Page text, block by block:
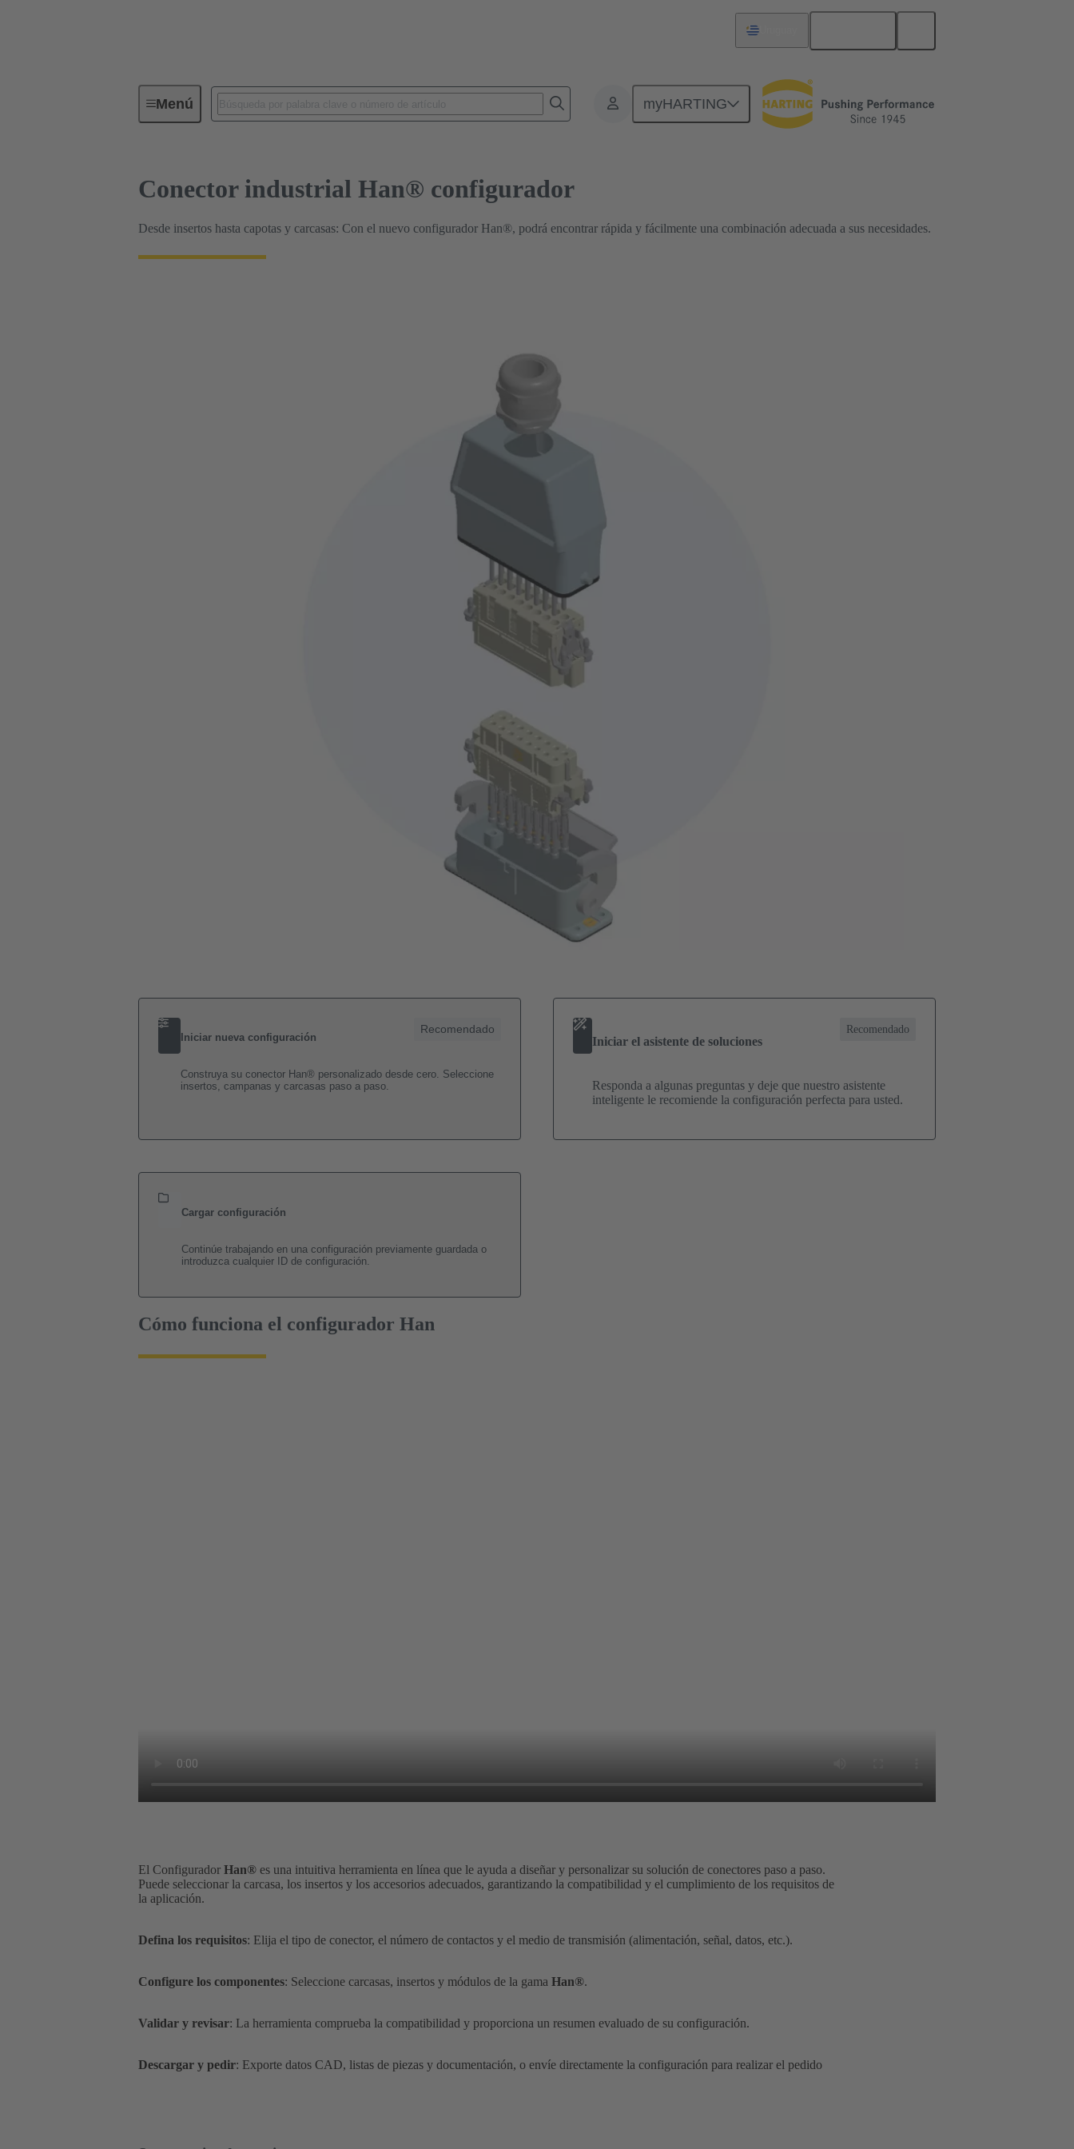
Menú myHARTING
Configuradores de producto HARTING Conector industrial Han® configurador
Conector industrial Han® configurador
Desde insertos hasta capotas y carcasas: Con el nuevo configurador Han®, podrá encontrar rápida y fácilmente una combinación adecuada a sus necesidades.
Iniciar nueva configuración
Recomendado
Construya su conector Han® personalizado desde cero. Seleccione
insertos, campanas y carcasas paso a paso.
Iniciar el asistente de soluciones
Recomendado
Responda a algunas preguntas y deje que nuestro asistente
inteligente le recomiende la configuración perfecta para usted.
Cargar configuración
Continúe trabajando en una configuración previamente guardada o
introduzca cualquier ID de configuración.
Cómo funciona el configurador Han
El Configurador Han® es una intuitiva herramienta en línea que le ayuda a diseñar y personalizar su solución de conectores paso a paso.
Puede seleccionar la carcasa, los insertos y los accesorios adecuados, garantizando la compatibilidad y el cumplimiento de los requisitos de
la aplicación.
Defina los requisitos: Elija el tipo de conector, el número de contactos y el medio de transmisión (alimentación, señal, datos, etc.).
Configure los componentes: Seleccione carcasas, insertos y módulos de la gama Han®.
Validar y revisar: La herramienta comprueba la compatibilidad y proporciona un resumen evaluado de su configuración.
Descargar y pedir: Exporte datos CAD, listas de piezas y documentación, o envíe directamente la configuración para realizar el pedido